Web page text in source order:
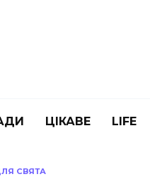
ЦІКАВЕ LIFE
СВЯТА